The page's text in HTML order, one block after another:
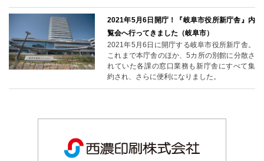
2021年5月6日開庁！『岐阜市役所新庁舎』内
覧会へ行ってきました（岐阜市）
2021年5月6日に開庁する岐阜市役所新庁舎。
これまで本庁舎のほか、5カ所の別館に分散さ
れていた各課の窓口業務も新庁舎にすべて集
約され、さらに便利になりました。